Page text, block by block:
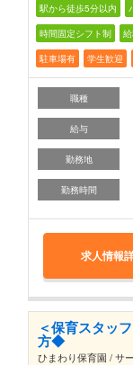
駅から徒歩5分以内
時間固定シフト制
給
駐車場有
学生歓迎
職種
給与
勤務地
勤務時間
求人情報
＜保育スタッ
方◆
ひまわり保育園 / サ